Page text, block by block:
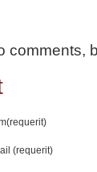
comments,
(requerit)